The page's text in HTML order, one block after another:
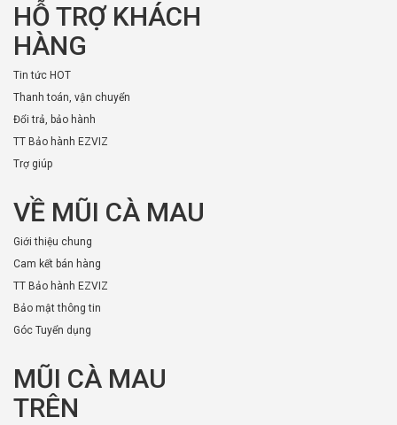
HỖ TRỢ KHÁCH
HÀNG
Tin tức HOT
Thanh toán, vận chuyển
Đổi trả, bảo hành
TT Bảo hành EZVIZ
Trợ giúp
VỀ MŨI CÀ MAU
Giới thiệu chung
Cam kết bán hàng
TT Bảo hành EZVIZ
Bảo mật thông tin
Góc Tuyển dụng
MŨI CÀ MAU
TRÊN